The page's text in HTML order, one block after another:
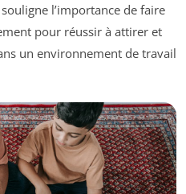
l’importance de faire
pour réussir à attirer et
un environnement de travail